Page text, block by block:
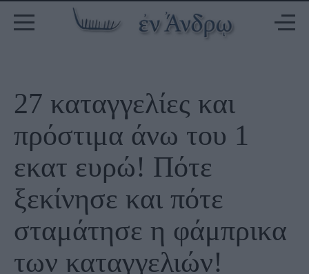
27 καταγγελίες και
πρόστιμα άνω του 1
εκατ ευρώ! Πότε
ξεκίνησε και πότε
σταμάτησε η φάμπρικα
των καταγγελιών!